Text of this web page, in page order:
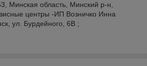
Минская область, Минский р-н,
центры -ИП Возничко Инна
ул. Бурдейного, 6В ;